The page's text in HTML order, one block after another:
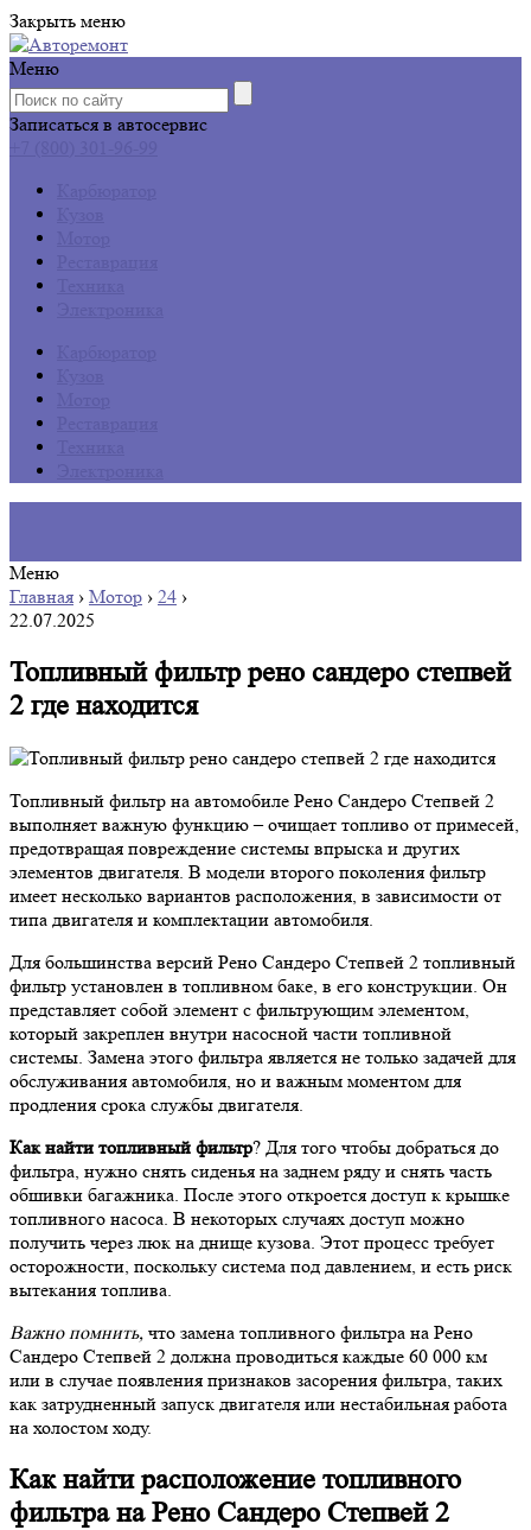
Закрыть меню
Меню
Записаться в автосервис
Меню
Главная › Мотор › 24 ›
22.07.2025
Топливный фильтр рено сандеро степвей
2 где находится
Топливный фильтр на автомобиле Рено Сандеро Степвей 2
выполняет важную функцию – очищает топливо от примесей,
предотвращая повреждение системы впрыска и других
элементов двигателя. В модели второго поколения фильтр
имеет несколько вариантов расположения, в зависимости от
типа двигателя и комплектации автомобиля.
Для большинства версий Рено Сандеро Степвей 2 топливный
фильтр установлен в топливном баке, в его конструкции. Он
представляет собой элемент с фильтрующим элементом,
который закреплен внутри насосной части топливной
системы. Замена этого фильтра является не только задачей для
обслуживания автомобиля, но и важным моментом для
продления срока службы двигателя.
Как найти топливный фильтр? Для того чтобы добраться до
фильтра, нужно снять сиденья на заднем ряду и снять часть
обшивки багажника. После этого откроется доступ к крышке
топливного насоса. В некоторых случаях доступ можно
получить через люк на днище кузова. Этот процесс требует
осторожности, поскольку система под давлением, и есть риск
вытекания топлива.
Важно помнить, что замена топливного фильтра на Рено
Сандеро Степвей 2 должна проводиться каждые 60 000 км
или в случае появления признаков засорения фильтра, таких
как затрудненный запуск двигателя или нестабильная работа
на холостом ходу.
Как найти расположение топливного
фильтра на Рено Сандеро Степвей 2